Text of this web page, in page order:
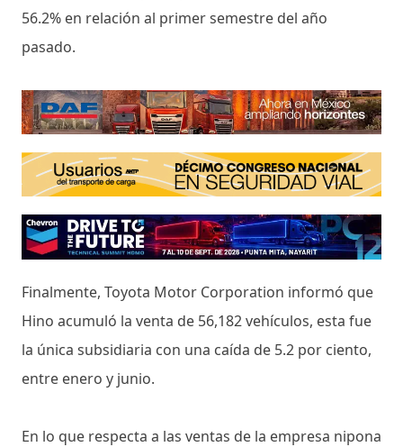
56.2% en relación al primer semestre del año
pasado.
Finalmente, Toyota Motor Corporation informó que
Hino acumuló la venta de 56,182 vehículos, esta fue
la única subsidiaria con una caída de 5.2 por ciento,
entre enero y junio.
En lo que respecta a las ventas de la empresa nipona